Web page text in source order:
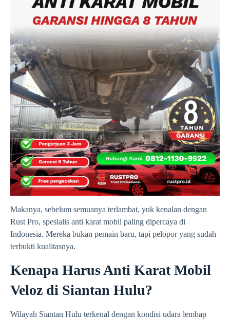
Makanya, sebelum semuanya terlambat, yuk kenalan dengan
Rust Pro, spesialis anti karat mobil paling dipercaya di
Indonesia. Mereka bukan pemain baru, tapi pelopor yang sudah
terbukti kualitasnya.
Kenapa Harus Anti Karat Mobil
Veloz di Siantan Hulu?
Wilayah Siantan Hulu terkenal dengan kondisi udara lembap